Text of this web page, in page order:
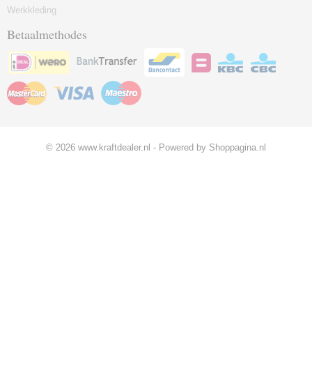
Werkkleding
Betaalmethodes
© 2026 www.kraftdealer.nl - Powered by Shoppagina.nl